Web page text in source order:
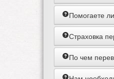
Для того
нотариусом,
течение 1
присяжному
доверенности
Помогаете
Да, мы можем
города
Страховка
Так.Прошу
По чем